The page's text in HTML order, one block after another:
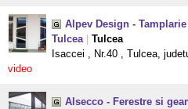
Alpev Design -
Tulcea
Tulcea
Isaccei , Nr.40 , Tulcea,
video
Alsecco - Ferestre si